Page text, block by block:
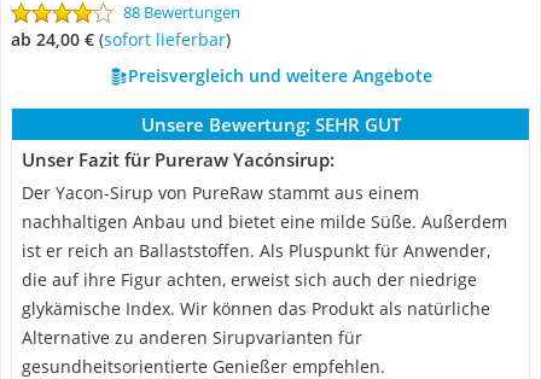
88 Bewertungen
ab 24,00 € ( Sofort lieferbar)
Preisvergleich und weitere Angebote
Unsere Bewertung: SEHR GUT
Unser Fazit für Pureraw Yacónsirup:
Der Yacon-Sirup von PureRaw stammt aus einem
nachhaltigen Anbau und bietet eine milde Süße. Außerdem
ist er reich an Ballaststoffen. Als Pluspunkt für Anwender,
die auf ihre Figur achten, erweist sich auch der niedrige
glykämische Index. Wir können das Produkt als natürliche
Alternative zu anderen Sirupvarianten für
gesundheitsorientierte Genießer empfehlen.